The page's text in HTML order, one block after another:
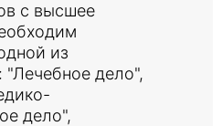
с высшее
из
"Лечебное дело",
дело",